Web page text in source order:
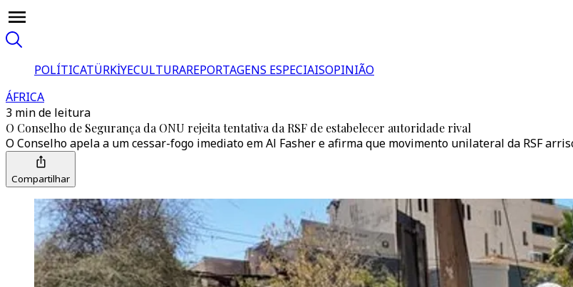
POLÍTICATÜRKİYECULTURAREPORTAGENS ESPECIAISOPINIÃO
ÁFRICA
3 min de leitura
O Conselho de Segurança da ONU rejeita tentativa da RSF de estabelecer autoridade rival
O Conselho apela a um cessar-fogo imediato em Al Fasher e afirma que movimento unilateral da RSF
Compartilhar